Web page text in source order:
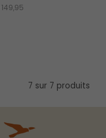
149,95
7 sur 7 produits